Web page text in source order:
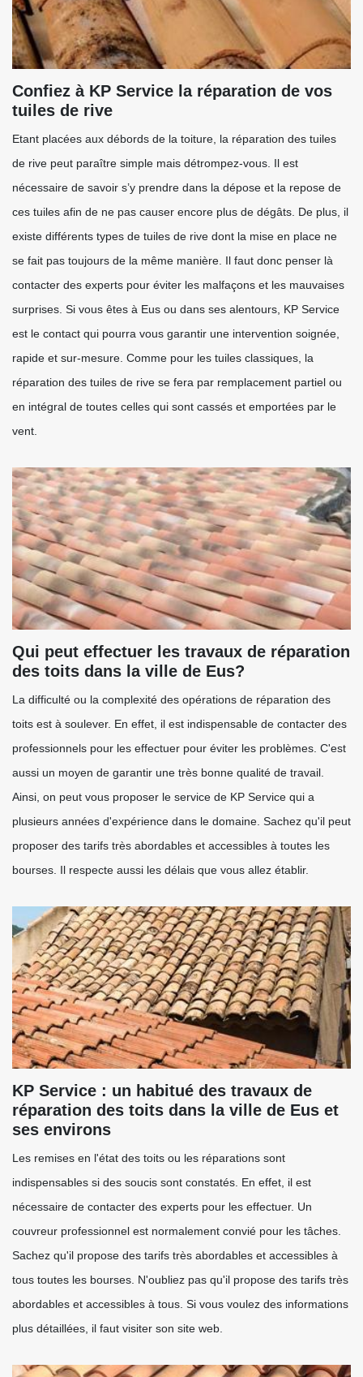
Confiez à KP Service la réparation de vos
tuiles de rive
Etant placées aux débords de la toiture, la réparation des tuiles
de rive peut paraître simple mais détrompez-vous. Il est
nécessaire de savoir s’y prendre dans la dépose et la repose de
ces tuiles afin de ne pas causer encore plus de dégâts. De plus, il
existe différents types de tuiles de rive dont la mise en place ne
se fait pas toujours de la même manière. Il faut donc penser là
contacter des experts pour éviter les malfaçons et les mauvaises
surprises. Si vous êtes à Eus ou dans ses alentours, KP Service
est le contact qui pourra vous garantir une intervention soignée,
rapide et sur-mesure. Comme pour les tuiles classiques, la
réparation des tuiles de rive se fera par remplacement partiel ou
en intégral de toutes celles qui sont cassés et emportées par le
vent.
Qui peut effectuer les travaux de réparation
des toits dans la ville de Eus?
La difficulté ou la complexité des opérations de réparation des
toits est à soulever. En effet, il est indispensable de contacter des
professionnels pour les effectuer pour éviter les problèmes. C'est
aussi un moyen de garantir une très bonne qualité de travail.
Ainsi, on peut vous proposer le service de KP Service qui a
plusieurs années d'expérience dans le domaine. Sachez qu'il peut
proposer des tarifs très abordables et accessibles à toutes les
bourses. Il respecte aussi les délais que vous allez établir.
KP Service : un habitué des travaux de
réparation des toits dans la ville de Eus et
ses environs
Les remises en l'état des toits ou les réparations sont
indispensables si des soucis sont constatés. En effet, il est
nécessaire de contacter des experts pour les effectuer. Un
couvreur professionnel est normalement convié pour les tâches.
Sachez qu'il propose des tarifs très abordables et accessibles à
tous toutes les bourses. N'oubliez pas qu'il propose des tarifs très
abordables et accessibles à tous. Si vous voulez des informations
plus détaillées, il faut visiter son site web.